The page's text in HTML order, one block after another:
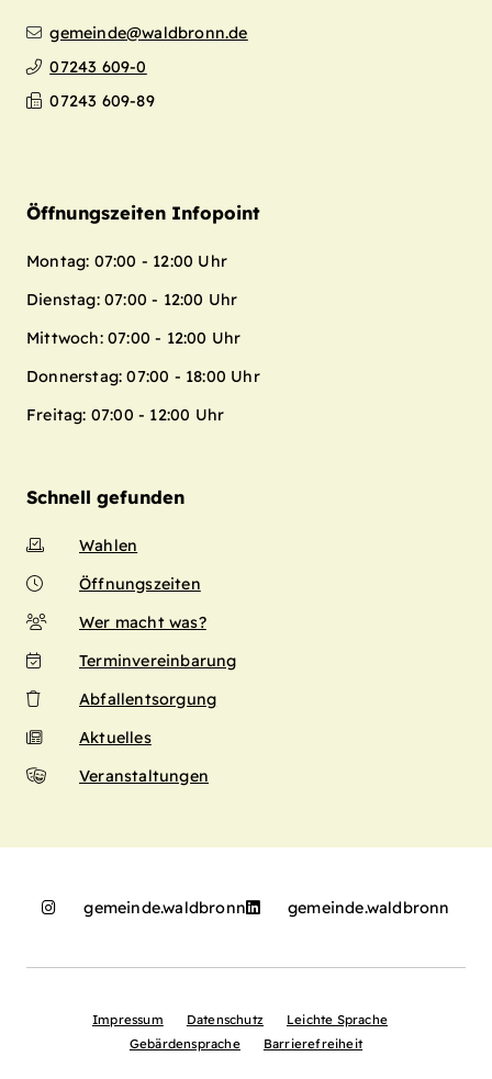
gemeinde@waldbronn.de
07243 609-0
07243 609-89
Öffnungszeiten Infopoint
Montag: 07:00 - 12:00 Uhr
Dienstag: 07:00 - 12:00 Uhr
Mittwoch: 07:00 - 12:00 Uhr
Donnerstag: 07:00 - 18:00 Uhr
Freitag: 07:00 - 12:00 Uhr
Schnell gefunden
Wahlen
Öffnungszeiten
Wer macht was?
Terminvereinbarung
Abfallentsorgung
Aktuelles
Veranstaltungen
gemeinde.waldbronn gemeinde.waldbronn
Impressum Datenschutz
Leichte Sprache
Gebärdensprache
Barrierefreiheit